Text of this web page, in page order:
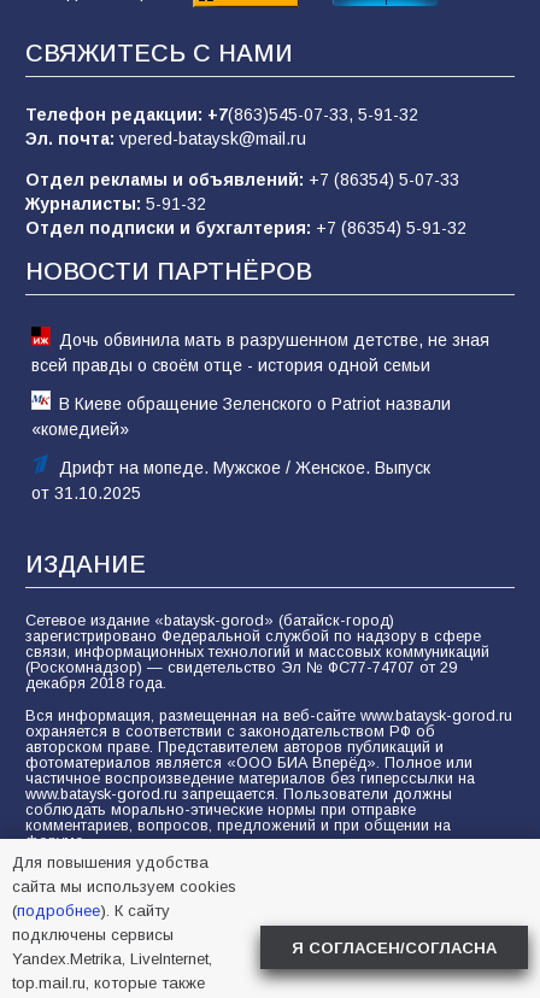
заявления о мобилизации — это
пропагандистский вброс
«Слухами Москву не возьмёшь»: почему
заявления Киева о мобилизации — это
отчаяние, а не разведка
81 02.08.2026
СВЯЖИТЕСЬ С НАМИ
Телефон редакции: +7(863)545-07-33, 5-91-32
Эл. почта: vpered-bataysk@mail.ru
Отдел рекламы и объявлений: +7 (86354) 5-07-33
Журналисты: 5-91-32
Отдел подписки и бухгалтерия: +7 (86354) 5-91-32
НОВОСТИ ПАРТНЁРОВ
Дочь обвинила мать в разрушенном детстве, не зная
всей правды о своём отце - история одной семьи
В Киеве обращение Зеленского о Patriot назвали
«комедией»
Дрифт на мопеде. Мужское / Женское. Выпуск
от 31.10.2025
ИЗДАНИЕ
Сетевое издание «bataysk-gorod» (батайск-город)
зарегистрировано Федеральной службой по надзору в сфере
связи, информационных технологий и массовых коммуникаций
(Роскомнадзор) — свидетельство Эл № ФС77-74707 от 29
декабря 2018 года.
Вся информация, размещенная на веб-сайте www.bataysk-gorod.ru
охраняется в соответствии с законодательством РФ об
авторском праве. Представителем авторов публикаций и
фотоматериалов является «ООО БИА Вперёд». Полное или
частичное воспроизведение материалов без гиперссылки на
www.bataysk-gorod.ru запрещается. Пользователи должны
соблюдать морально-этические нормы при отправке
комментариев, вопросов, предложений и при общении на
форуме.
Политика конфиденциальности и защиты информации
Согласие на обработку персональных данных с помощью
сервисов Yandex.Metrika, LiveInternet, top.mail.ru
© 2005-2026 БИА «ВПЕРЕД»
Для повышения удобства
сайта мы используем cookies
(подробнее). К сайту
подключены сервисы
Yandex.Metrika, LiveInternet,
top.mail.ru, которые также
Я СОГЛАСЕН/СОГЛАСНА